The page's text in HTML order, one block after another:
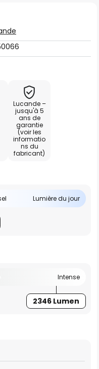
Lucande –
jusqu'à 5
ans de
garantie
(voir les
informatio
ns du
fabricant)
Lumière du jour
Intense
2346 Lumen